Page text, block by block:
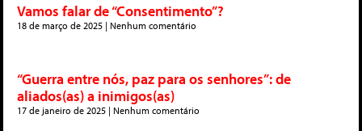
Vamos falar de “Consentimento”?
18 de março de 2025 Nenhum comentário
“Guerra entre nós, paz para os senhores”: de
aliados(as) a inimigos(as)
17 de janeiro de 2025 Nenhum comentário